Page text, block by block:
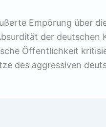
Empörung über
der deutschen
Öffentlichkeit
des aggressiven